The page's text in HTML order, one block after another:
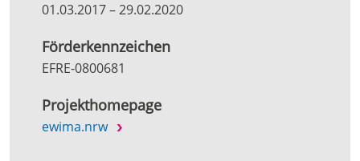
01.03.2017–29.02.2020
Förderkennzeichen
EFRE-0800681
Projekthomepage
ewima.nrw